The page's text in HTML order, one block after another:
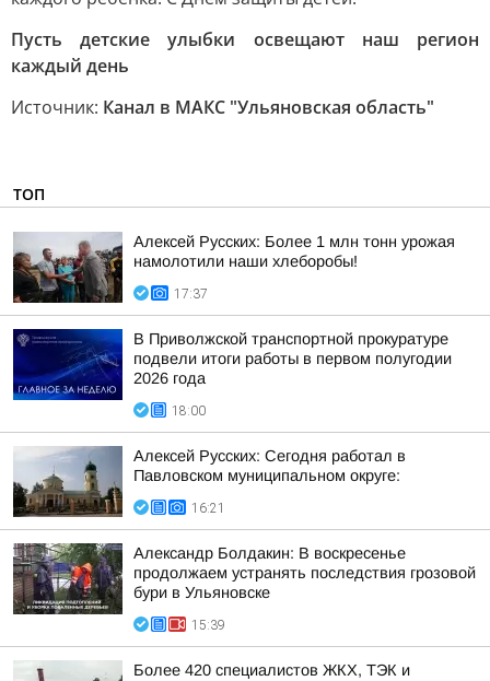
Пусть детские улыбки освещают наш регион
каждый день
Источник: Канал в МАКС "Ульяновская область"
ТОП
Алексей Русских: Более 1 млн тонн урожая
намолотили наши хлеборобы!
17:37
В Приволжской транспортной прокуратуре
подвели итоги работы в первом полугодии
2026 года
18:00
Алексей Русских: Сегодня работал в
Павловском муниципальном округе:
16:21
Александр Болдакин: В воскресенье
продолжаем устранять последствия грозовой
бури в Ульяновске
15:39
Более 420 специалистов ЖКХ, ТЭК и